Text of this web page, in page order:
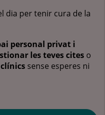
dia per tenir cura de la
personal privat i
les teves cites o
sense esperes ni